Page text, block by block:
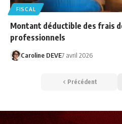
FISCAL
Montant déductible des frais
professionnels
Caroline DEVE7 avril 2026
Précédent